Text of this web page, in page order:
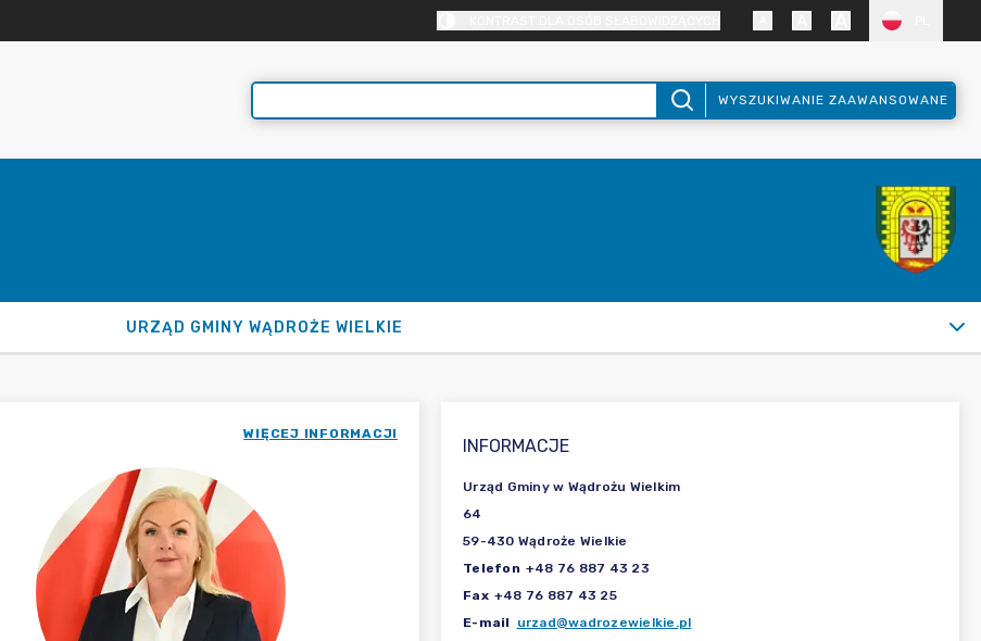
WYSZUKIWANIE ZAAWANSOWANE
URZĄD GMINY WĄDROŻE WIELKIE
WIĘCEJ INFORMACJI
INFORMACJE
Urząd Gminy w Wądrożu Wielkim
64
59-430 Wądroże Wielkie
Telefon +48 76 887 43 23
Fax +48 76 887 43 25
E-mail
urzad@wadrozewielkie.pl